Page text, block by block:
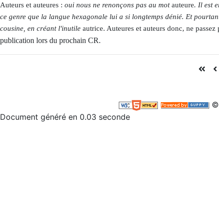
Auteurs et auteures : oui nous ne renonçons pas au motauteure. Il est
ce genre que la langue hexagonale lui a si longtemps dénié. Et
cousine, en créant l'inutile autrice. Auteures et auteurs donc, ne
publication lors du prochain CR.
©
Document généré en 0.03 seconde